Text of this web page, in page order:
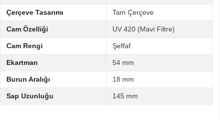
Çerçeve Tasarımı Tam Çerçeve
Cam Özelliği UV 420 (Mavi Filtre)
Cam Rengi Şeffaf
Ekartman 54 mm
Burun Aralığı 18 mm
Sap Uzunluğu 145 mm